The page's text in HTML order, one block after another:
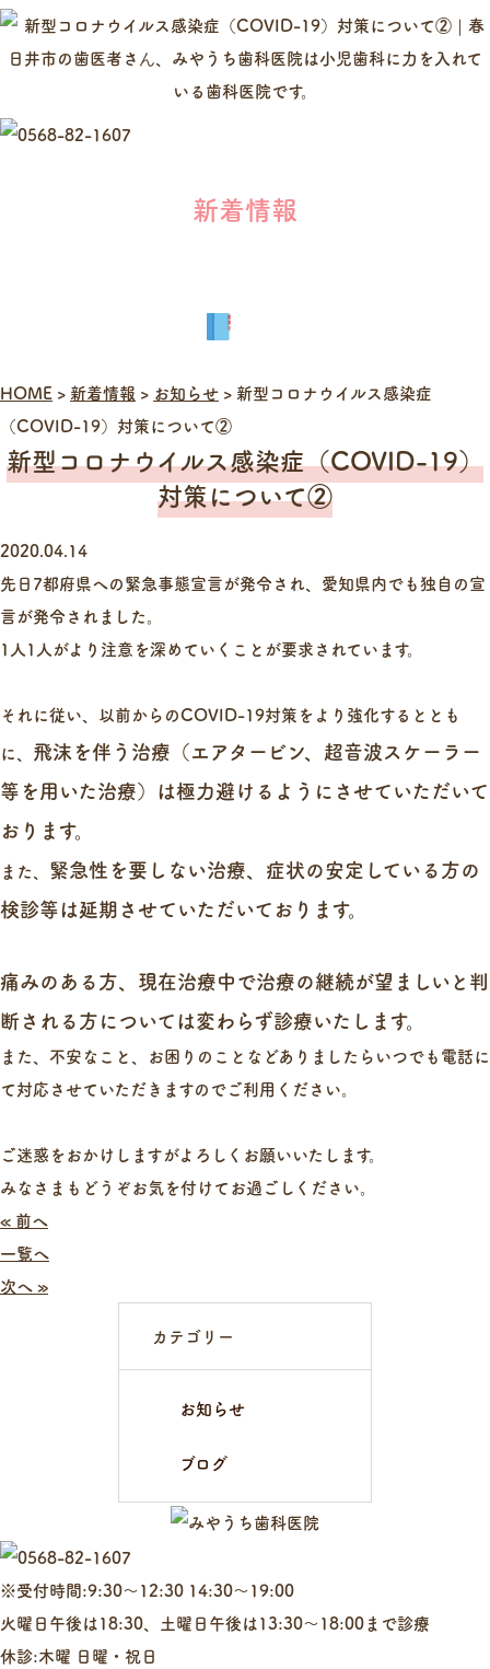
新着情報
HOME > 新着情報 > お知らせ > 新型コロナウイルス感染症
（COVID-19）対策について②
新型コロナウイルス感染症（COVID-19）
対策について②
2020.04.14
先日7都府県への緊急事態宣言が発令され、愛知県内でも独自の宣
言が発令されました。
1人1人がより注意を深めていくことが要求されています。
それに従い、以前からのCOVID-19対策をより強化するととも
に、 飛沫を伴う治療（エアタービン、超音波スケーラー
等を用いた治療）は極力避けるようにさせていただいて
おります。
また、 緊急性を要しない治療、症状の安定している方の
検診等は延期させていただいております。
痛みのある方、現在治療中で治療の継続が望ましいと判
断される方については変わらず診療いたします。
また、不安なこと、お困りのことなどありましたらいつでも電話に
て対応させていただきますのでご利用ください。
ご迷惑をおかけしますがよろしくお願いいたします。
みなさまもどうぞお気を付けてお過ごしください。
« 前へ
一覧へ
次へ »
カテゴリー
お知らせ
ブログ
※受付時間:9:30～12:30 14:30～19:00
火曜日午後は18:30、土曜日午後は13:30～18:00まで診療
休診:木曜 日曜・祝日